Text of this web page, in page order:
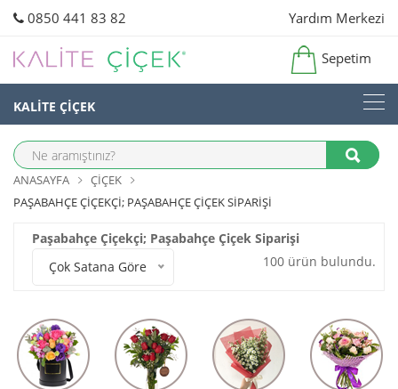
0850 441 83 82 Yardım Merkezi
Sepetim
KALİTE ÇİÇEK
ANASAYFA
ÇIÇEK
PAŞABAHÇE ÇIÇEKÇI; PAŞABAHÇE ÇIÇEK SIPARIŞI
Paşabahçe Çiçekçi; Paşabahçe Çiçek Siparişi
Çok Satana Göre
100 ürün bulundu.